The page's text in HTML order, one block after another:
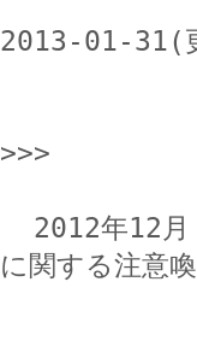
2013-01-31(
>>>
に関する注意